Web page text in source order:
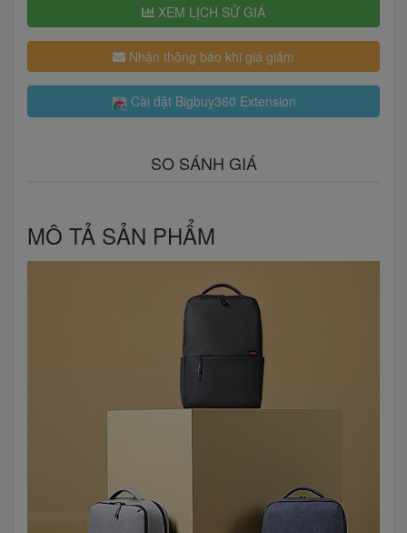
XEM LỊCH SỬ GIÁ
Nhận thông báo khi giá giảm
Cài đặt Bigbuy360 Extension
SO SÁNH GIÁ
MÔ TẢ SẢN PHẨM